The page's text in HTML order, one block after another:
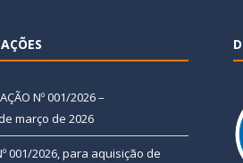
Nº 001/2026 –
março de 2026
001/2026, para aquisição de